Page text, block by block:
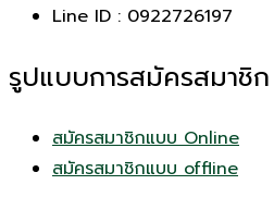
Line ID : 0922726197
รูปแบบการสมัครสมาชิก
สมัครสมาชิกแบบ Online
สมัครสมาชิกแบบ offline